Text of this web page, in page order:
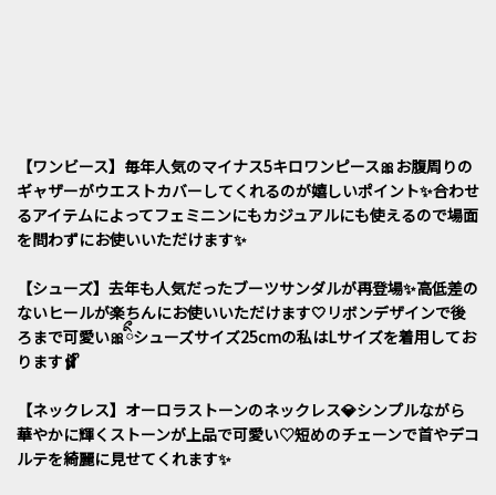
【ワンビース】毎年人気のマイナス5キロワンピース🎀お腹周りの
ギャザーがウエストカバーしてくれるのが嬉しいポイント✨️合わせ
るアイテムによってフェミニンにもカジュアルにも使えるので場面
を問わずにお使いいただけます✨️
【シューズ】去年も人気だったブーツサンダルが再登場✨️高低差の
ないヒールが楽ちんにお使いいただけます🤍リボンデザインで後
ろまで可愛い🎀ིྀシューズサイズ25cmの私はLサイズを着用してお
ります🩰ᩚ
【ネックレス】オーロラストーンのネックレス💎シンプルながら
華やかに輝くストーンが上品で可愛い♡短めのチェーンで首やデコ
ルテを綺麗に見せてくれます✨️